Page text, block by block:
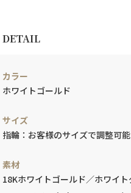
DETAIL
カラー
ホワイトゴールド
サイズ
指輪：お客様のサイズで調整可能
素材
18Kホワイトゴールド／ホワイ